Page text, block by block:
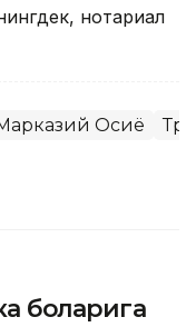
нотариал
Осиё
боғларига